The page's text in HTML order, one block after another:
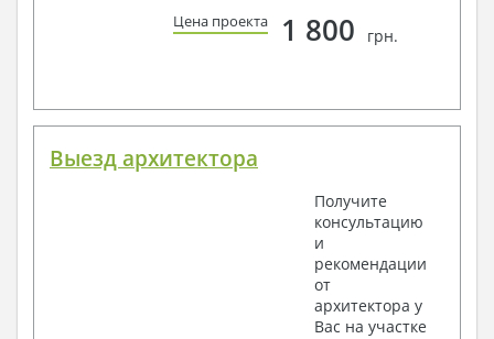
Цена проекта 1 800 грн.
Выезд архитектора
Получите
консультацию
и
рекомендации
от
архитектора у
Вас на участке